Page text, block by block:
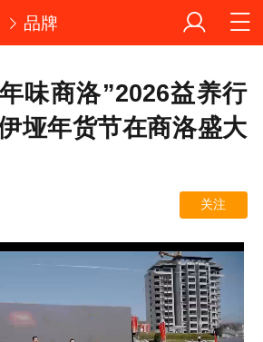
品牌
味商洛”2026益养行
垭年货节在商洛盛大
关注